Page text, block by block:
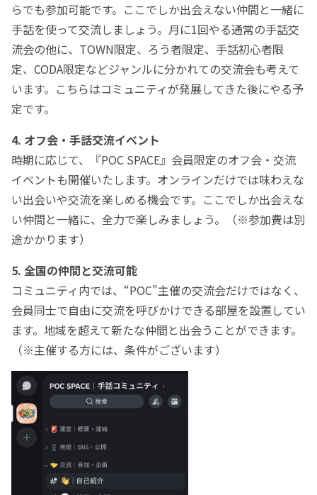
らでも参加可能です。ここでしか出会えない仲間と一緒に
手話を使って交流しましょう。月に1回やる通常の手話交
流会の他に、TOWN限定、ろう者限定、手話初心者限
定、CODA限定などジャンルに分かれての交流会も考えて
います。こちらはコミュニティが発展してきた後にやる予
定です。
4. オフ会・手話交流イベント
時期に応じて、『POC SPACE』会員限定のオフ会・交流
イベントも開催いたします。オンラインだけでは味わえな
い出会いや交流を楽しめる機会です。ここでしか出会えな
い仲間と一緒に、全力で楽しみましょう。（※参加費は別
途かかります）
5. 全国の仲間と交流可能
コミュニティ内では、“POC”主催の交流会だけではなく、
会員同士で自由に交流を呼びかけできる部屋を設置してい
ます。地域を超えて新たな仲間と出会うことができます。
（※主催する方には、条件がございます）